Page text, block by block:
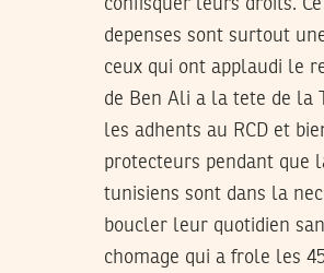
confisquer leurs droits.
depenses sont surtout
ceux qui ont applaudi le
de Ben Ali a la tete de la
les adhents au RCD et
protecteurs pendant que
tunisiens sont dans la
boucler leur quotidien
chomage qui a frole les